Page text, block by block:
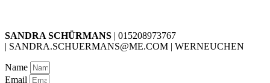
SANDRA SCHÜRMANS | 015208973767
| SANDRA.SCHUERMANS@ME.COM | WERNEUCHEN
Name
Email